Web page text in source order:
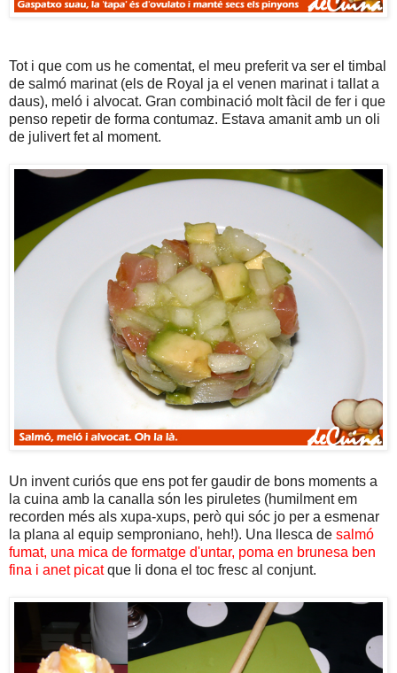
Tot i que com us he comentat, el meu preferit va ser el timbal
de salmó marinat (els de Royal ja el venen marinat i tallat a
daus), meló i alvocat. Gran combinació molt fàcil de fer i que
penso repetir de forma contumaz. Estava amanit amb un oli
de julivert fet al moment.
Un invent curiós que ens pot fer gaudir de bons moments a
la cuina amb la canalla són les piruletes (humilment em
recorden més als xupa-xups, però qui sóc jo per a esmenar
la plana al equip semproniano, heh!). Una llesca de salmó
fumat, una mica de formatge d'untar, poma en brunesa ben
fina i anet picatque li dona el toc fresc al conjunt.